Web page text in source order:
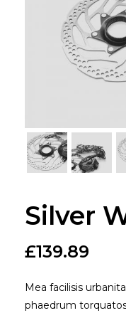
Silver
£139.89
Mea facilisis
phaedrum